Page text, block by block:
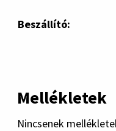
Beszállító:
Mellékletek
Nincsenek